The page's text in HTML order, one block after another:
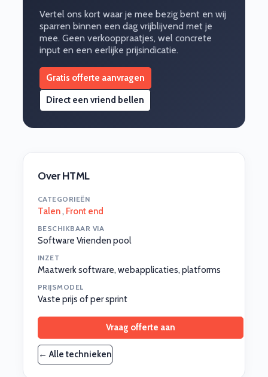
Vertel ons kort waar je mee bezig bent en wij
sparren binnen een dag vrijblijvend met je
mee. Geen verkooppraatjes, wel concrete
input en een eerlijke prijsindicatie.
Gratis offerte aanvragen
Direct een vriend bellen
Over HTML
CATEGORIEËN
Talen, Front end
BESCHIKBAAR VIA
Software Vrienden pool
INZET
Maatwerk software, webapplicaties, platforms
PRIJSMODEL
Vaste prijs of per sprint
Vraag offerte aan
← Alle technieken